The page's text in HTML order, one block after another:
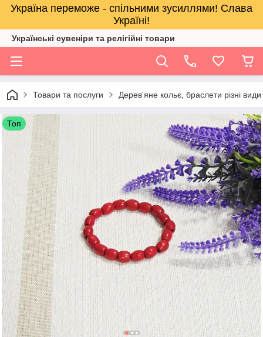
Україна переможе - спільними зусиллями! Слава
Україні!
Українські сувеніри та релігійнi товари
Товари та послуги Дерев'яне кольє, браслети різні види
Топ